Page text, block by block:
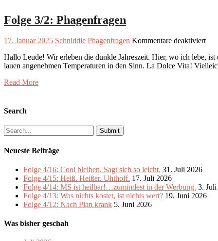
Folge 3/2: Phagenfragen
17. Januar 2025 Schniddie Phagenfragen Kommentare deaktiviertfür
3/2:
Hallo Leude! Wir erleben die dunkle Jahreszeit. Hier, wo ich lebe,
lauen angenehmen Temperaturen in den Sinn. La Dolce Vita!
Read More
Search
Search
for:
Neueste Beiträge
Folge 4/16: Cool bleiben. Sagt sich so leicht. 31. Juli 2026
Folge 4/15: Heiß. Heißer. Uhthoff. 17. Juli 2026
Folge 4/14: MS ist heilbar!…zumindest in der Werbung. 3.
Folge 4/13: Was nichts kostet, ist nichts wert? 19. Juni 2026
Folge 4/12: Nach Plan krank 5. Juni 2026
Was bisher geschah